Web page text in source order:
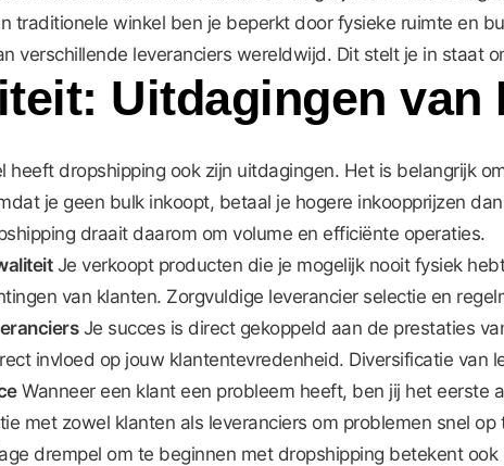
traditionele winkel ben je beperkt door fysieke ruimte en
verschillende leveranciers wereldwijd. Dit stelt je in staat
Uitdagingen
heeft dropshipping ook zijn uitdagingen. Het is belangrijk
je geen bulk inkoopt, betaal je hogere inkoopprijzen
draait daarom om volume en efficiënte operaties.
Je verkoopt producten die je mogelijk nooit fysiek
van klanten. Zorgvuldige leverancier selectie en
Je succes is direct gekoppeld aan de prestaties
invloed op jouw klantentevredenheid. Diversificatie van
Wanneer een klant een probleem heeft, ben jij het eerste
met zowel klanten als leveranciers om problemen snel op
drempel om te beginnen met dropshipping betekent